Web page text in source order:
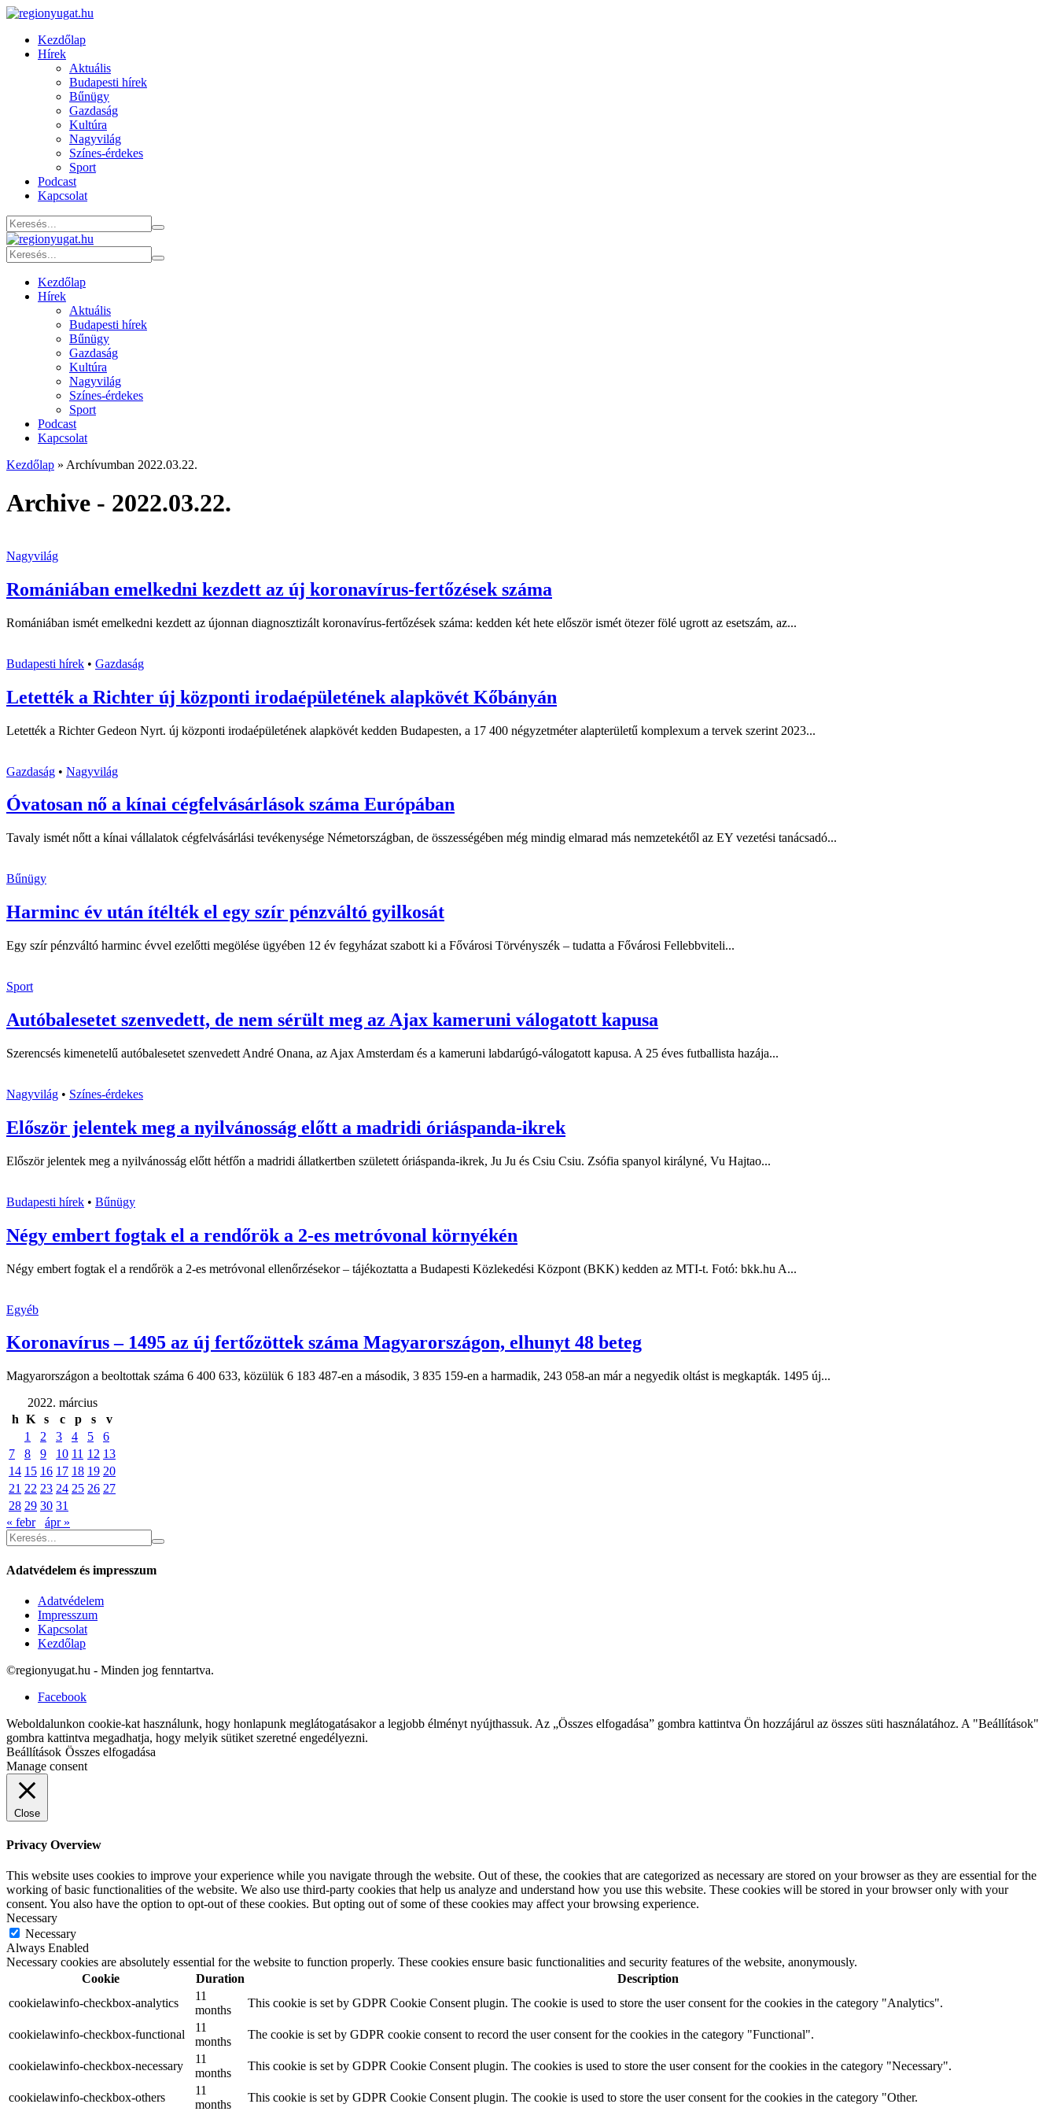
Kezdőlap
Hírek
Aktuális
Budapesti hírek
Bűnügy
Gazdaság
Kultúra
Nagyvilág
Színes-érdekes
Sport
Podcast
Kapcsolat
Kezdőlap
Hírek
Aktuális
Budapesti hírek
Bűnügy
Gazdaság
Kultúra
Nagyvilág
Színes-érdekes
Sport
Podcast
Kapcsolat
Kezdőlap » Archívumban 2022.03.22.
Archive - 2022.03.22.
Nagyvilág
Romániában emelkedni kezdett az új koronavírus-fertőzések száma
Romániában ismét emelkedni kezdett az újonnan diagnosztizált koronavírus-fertőzések száma: kedden két hete először ismét ötezer fölé ugrott az esetszám, az...
Budapesti hírek • Gazdaság
Letették a Richter új központi irodaépületének alapkövét Kőbányán
Letették a Richter Gedeon Nyrt. új központi irodaépületének alapkövét kedden Budapesten, a 17 400 négyzetméter alapterületű komplexum a tervek szerint 2023...
Gazdaság • Nagyvilág
Óvatosan nő a kínai cégfelvásárlások száma Európában
Tavaly ismét nőtt a kínai vállalatok cégfelvásárlási tevékenysége Németországban, de összességében még mindig elmarad más nemzetekétől az EY vezetési tanácsadó...
Bűnügy
Harminc év után ítélték el egy szír pénzváltó gyilkosát
Egy szír pénzváltó harminc évvel ezelőtti megölése ügyében 12 év fegyházat szabott ki a Fővárosi Törvényszék – tudatta a Fővárosi Fellebbviteli...
Sport
Autóbalesetet szenvedett, de nem sérült meg az Ajax kameruni válogatott kapusa
Szerencsés kimenetelű autóbalesetet szenvedett André Onana, az Ajax Amsterdam és a kameruni labdarúgó-válogatott kapusa. A 25 éves futballista hazája...
Nagyvilág • Színes-érdekes
Először jelentek meg a nyilvánosság előtt a madridi óriáspanda-ikrek
Először jelentek meg a nyilvánosság előtt hétfőn a madridi állatkertben született óriáspanda-ikrek, Ju Ju és Csiu Csiu. Zsófia spanyol királyné, Vu Hajtao...
Budapesti hírek • Bűnügy
Négy embert fogtak el a rendőrök a 2-es metróvonal környékén
Négy embert fogtak el a rendőrök a 2-es metróvonal ellenőrzésekor – tájékoztatta a Budapesti Közlekedési Központ (BKK) kedden az MTI-t. Fotó: bkk.hu A...
Egyéb
Koronavírus – 1495 az új fertőzöttek száma Magyarországon, elhunyt 48 beteg
Magyarországon a beoltottak száma 6 400 633, közülük 6 183 487-en a második, 3 835 159-en a harmadik, 243 058-an már a negyedik oltást is megkapták. 1495 új...
2022. március
h K s c p s
v
1
2 3 4 5
6
7
8 9 10 11 12 13
14 15 16 17 18 19 20
21 22 23 24 25 26 27
28 29 30 31
« febr
ápr »
Adatvédelem és impresszum
Adatvédelem
Impresszum
Kapcsolat
Kezdőlap
©regionyugat.hu - Minden jog fenntartva.
Facebook
Weboldalunkon cookie-kat használunk, hogy honlapunk meglátogatásakor a legjobb élményt nyújthassuk. Az „Összes elfogadása” gombra kattintva Ön hozzájárul az összes süti használatához. A "Beállítások"
gombra kattintva megadhatja, hogy melyik sütiket szeretné engedélyezni.
Beállítások Összes elfogadása
Manage consent
Close
Privacy Overview
This website uses cookies to improve your experience while you navigate through the website. Out of these, the cookies that are categorized as necessary are stored on your browser as they are essential for the
working of basic functionalities of the website. We also use third-party cookies that help us analyze and understand how you use this website. These cookies will be stored in your browser only with your
consent. You also have the option to opt-out of these cookies. But opting out of some of these cookies may affect your browsing experience.
Necessary
Necessary
Always Enabled
Necessary cookies are absolutely essential for the website to function properly. These cookies ensure basic functionalities and security features of the website, anonymously.
Cookie
Duration
Description
cookielawinfo-checkbox-analytics
11
months
This cookie is set by GDPR Cookie Consent plugin. The cookie is used to store the user consent for the cookies in the category "Analytics".
cookielawinfo-checkbox-functional
11
months
The cookie is set by GDPR cookie consent to record the user consent for the cookies in the category "Functional".
cookielawinfo-checkbox-necessary
11
months
This cookie is set by GDPR Cookie Consent plugin. The cookies is used to store the user consent for the cookies in the category "Necessary".
cookielawinfo-checkbox-others
11
months
This cookie is set by GDPR Cookie Consent plugin. The cookie is used to store the user consent for the cookies in the category "Other.